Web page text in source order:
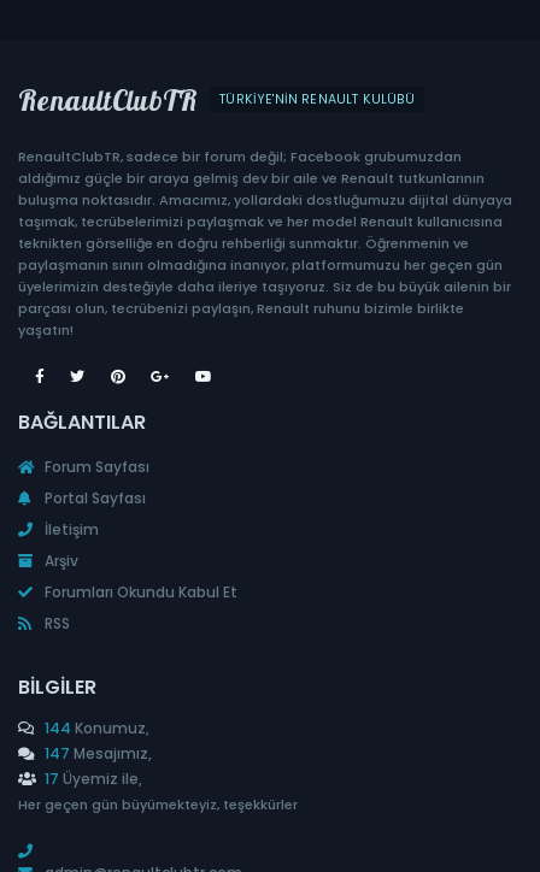
RenaultClubTR TÜRKIYE'NIN RENAULT KULÜBÜ
RenaultClubTR, sadece bir forum değil; Facebook grubumuzdan
aldığımız güçle bir araya gelmiş dev bir aile ve Renault tutkunlarının
buluşma noktasıdır. Amacımız, yollardaki dostluğumuzu dijital dünyaya
taşımak, tecrübelerimizi paylaşmak ve her model Renault kullanıcısına
teknikten görselliğe en doğru rehberliği sunmaktır. Öğrenmenin ve
paylaşmanın sınırı olmadığına inanıyor, platformumuzu her geçen gün
üyelerimizin desteğiyle daha ileriye taşıyoruz. Siz de bu büyük ailenin bir
parçası olun, tecrübenizi paylaşın, Renault ruhunu bizimle birlikte
yaşatın!
BAĞLANTILAR
Forum Sayfası
Portal Sayfası
İletişim
Arşiv
Forumları Okundu Kabul Et
RSS
BILGILER
144 Konumuz,
147 Mesajımız,
17 Üyemiz ile,
Her geçen gün büyümekteyiz, teşekkürler